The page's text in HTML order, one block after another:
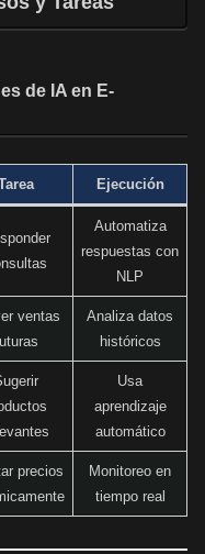
de IA en E-
Ejecución
Automatiza
respuestas con
NLP
ventas
Analiza datos
históricos
Usa
aprendizaje
automático
precios
Monitoreo en
tiempo real